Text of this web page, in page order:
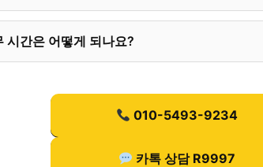
시간은 어떻게 되나요?
010-5493-9234
카톡 상담 R9997